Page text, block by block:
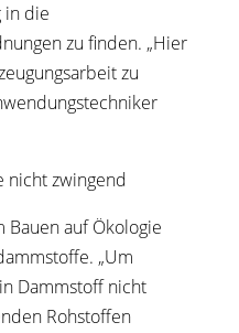
in die
zu finden. „Hier
zu
nicht zwingend
auf Ökologie
„Um
Dammstoff nicht
Rohstoffen